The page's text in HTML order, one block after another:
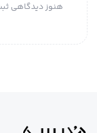
هنوز دیدگاهی